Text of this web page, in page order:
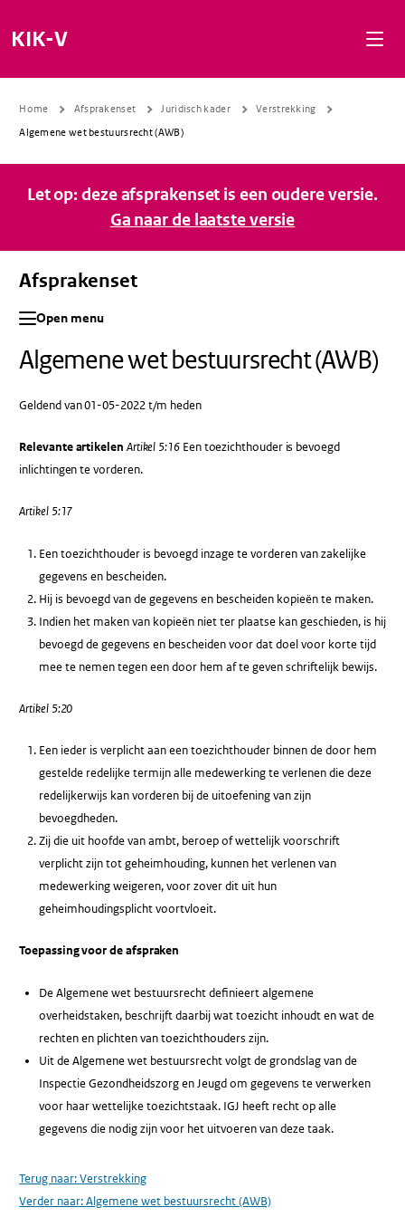
KIK-V
Home Afsprakenset Juridisch kader
Verstrekking
Algemene wet bestuursrecht (AWB)
Let op: deze afsprakenset is een oudere versie.
Ga naar de laatste versie
Afsprakenset
Open menu
Algemene wet bestuursrecht (AWB)
Geldend van 01-05-2022 t/m heden
Relevante artikelen Artikel 5:16Een toezichthouder is bevoegd
inlichtingen te vorderen.
Artikel 5:17
Een toezichthouder is bevoegd inzage te vorderen van zakelijke
gegevens en bescheiden.
Hij is bevoegd van de gegevens en bescheiden kopieën te maken.
Indien het maken van kopieën niet ter plaatse kan geschieden, is hij
bevoegd de gegevens en bescheiden voor dat doel voor korte tijd
mee te nemen tegen een door hem af te geven schriftelijk bewijs.
Artikel 5:20
Een ieder is verplicht aan een toezichthouder binnen de door hem
gestelde redelijke termijn alle medewerking te verlenen die deze
redelijkerwijs kan vorderen bij de uitoefening van zijn
bevoegdheden.
Zij die uit hoofde van ambt, beroep of wettelijk voorschrift
verplicht zijn tot geheimhouding, kunnen het verlenen van
medewerking weigeren, voor zover dit uit hun
geheimhoudingsplicht voortvloeit.
Toepassing voor de afspraken
De Algemene wet bestuursrecht definieert algemene
overheidstaken, beschrijft daarbij wat toezicht inhoudt en wat de
rechten en plichten van toezichthouders zijn.
Uit de Algemene wet bestuursrecht volgt de grondslag van de
Inspectie Gezondheidszorg en Jeugd om gegevens te verwerken
voor haar wettelijke toezichtstaak. IGJ heeft recht op alle
gegevens die nodig zijn voor het uitvoeren van deze taak.
Terug naar:Verstrekking
Verder naar:Algemene wet bestuursrecht (AWB)